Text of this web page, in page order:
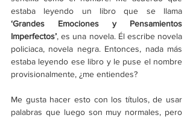
‘Grandes Emociones y Pensamientos
Imperfectos’, es una novela. Él escribe novela
policiaca, novela negra. Entonces, nada más
estaba leyendo ese libro y le puse el nombre
provisionalmente, ¿me entiendes?
Me gusta hacer esto con los títulos, de usar
palabras que luego son muy normales, pero